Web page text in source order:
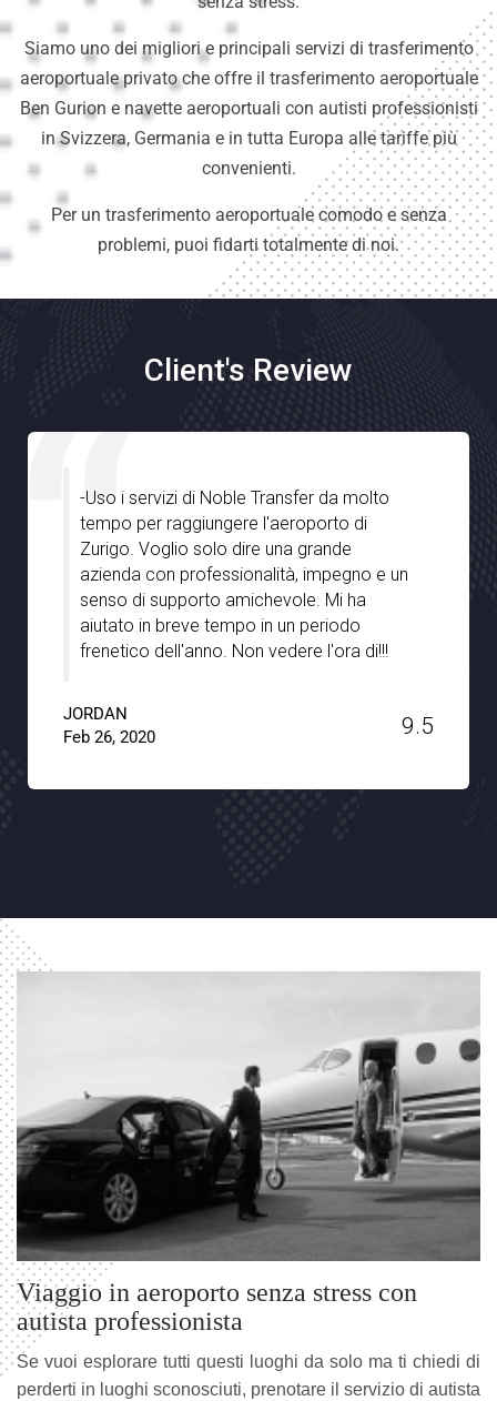
Siamo uno dei migliori e principali servizi di trasferimento
aeroportuale privato che offre il trasferimento aeroportuale
Ben Gurion e navette aeroportuali con autisti professionisti
in Svizzera, Germania e in tutta Europa alle tariffe più
convenienti.
Per un trasferimento aeroportuale comodo e senza
problemi, puoi fidarti totalmente di noi.
Client's Review
Sono molto impressionato da Noble
Transfer, soprattutto per l'ottima
assistenza che abbiamo ricevuto dai vostri
autisti durante il nostro soggiorno a
Stoccarda. Erano ben informati e ci hanno
veramente guidato con le gemme
nascoste della città con pieno supporto e
Transfer !!
Jan 15, 2020
Viaggio in aeroporto senza stress con
autista professionista
Se vuoi esplorare tutti questi luoghi da solo ma ti chiedi di
perderti in luoghi sconosciuti, prenotare il servizio di autista